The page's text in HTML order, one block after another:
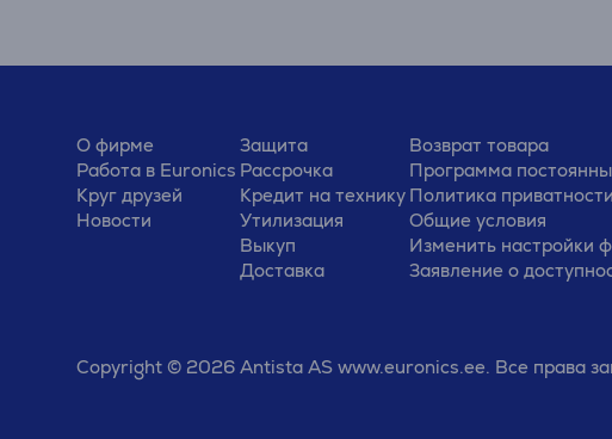
О фирме
Работа в Euronics
Круг друзей
Новости
Защита
Рассрочка
Кредит на технику
Утилизация
Выкуп
Доставка
Возврат товара
Программа
Политика приватности
Общие условия
Изменить настройки
Заявление о
Copyright © 2026 Antista AS www.euronics.ee. Все права